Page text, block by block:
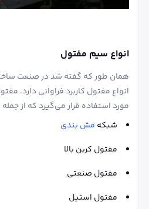
انواع سیم مفتول
همان طور که گفته شد در صنعت
انواع مفتول کاربرد فراوانی دارد.
مورد استفاده قرار می‌گیرد که از جمله
شبکه مش بندی
مفتول کربن بالا
مفتول صنعتی
مفتول استیل